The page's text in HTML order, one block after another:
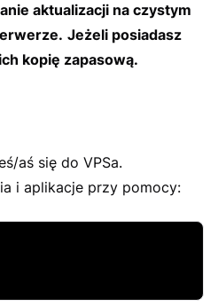
aktualizacji na czystym
Jeżeli posiadasz
kopię zapasową.
aś się do VPSa.
i aplikacje przy pomocy: